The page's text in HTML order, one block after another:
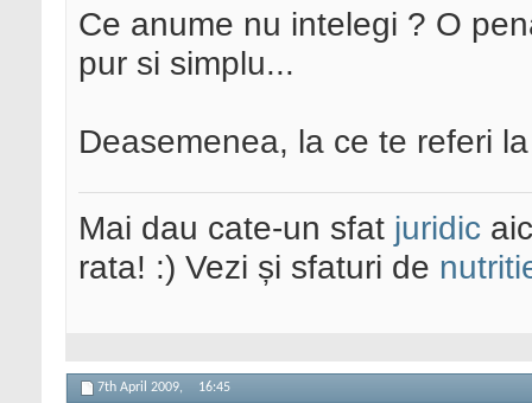
Ce anume nu intelegi ? O
pur si simplu...
Deasemenea, la ce te referi
Mai dau cate-un sfat juridic
rata! :) Vezi și sfaturi de
7th April 2009, 16:45